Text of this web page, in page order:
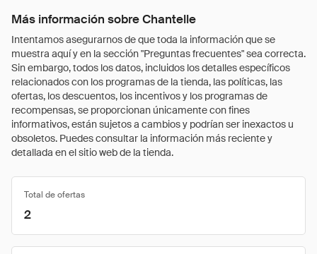
Más información sobre Chantelle
Intentamos asegurarnos de que toda la información que se
muestra aquí y en la sección "Preguntas frecuentes" sea correcta.
Sin embargo, todos los datos, incluidos los detalles específicos
relacionados con los programas de la tienda, las políticas, las
ofertas, los descuentos, los incentivos y los programas de
recompensas, se proporcionan únicamente con fines
informativos, están sujetos a cambios y podrían ser inexactos u
obsoletos. Puedes consultar la información más reciente y
detallada en el sitio web de la tienda.
Total de ofertas
2